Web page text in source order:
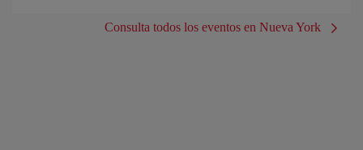
Consulta todos los eventos en Nueva York